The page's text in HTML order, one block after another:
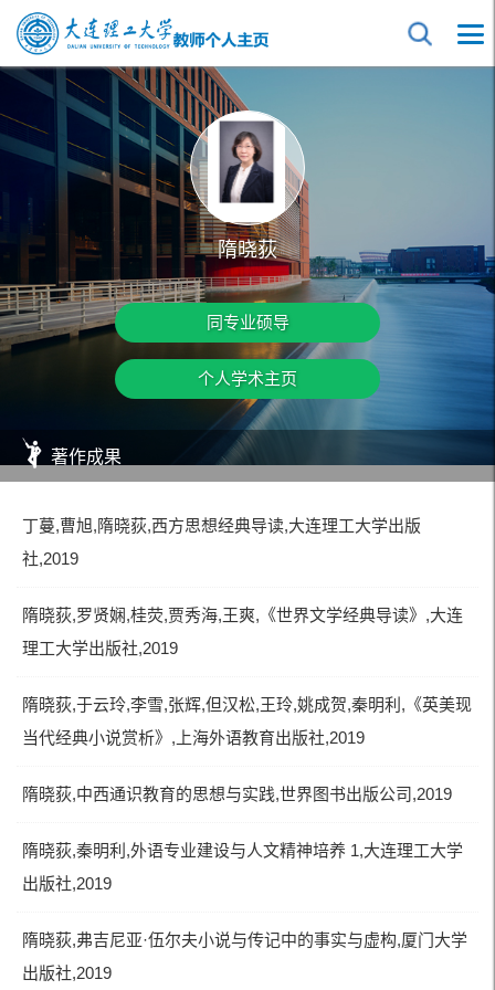
隋晓荻
同专业硕导
个人学术主页
著作成果
丁蔓,曹旭,隋晓荻,西方思想经典导读,大连理工大学出版
社,2019
隋晓荻,罗贤娴,桂荧,贾秀海,王爽,《世界文学经典导读》,大连
理工大学出版社,2019
隋晓荻,于云玲,李雪,张辉,但汉松,王玲,姚成贺,秦明利,《英美现
当代经典小说赏析》,上海外语教育出版社,2019
隋晓荻,中西通识教育的思想与实践,世界图书出版公司,2019
隋晓荻,秦明利,外语专业建设与人文精神培养 1,大连理工大学
出版社,2019
隋晓荻,弗吉尼亚·伍尔夫小说与传记中的事实与虚构,厦门大学
出版社,2019